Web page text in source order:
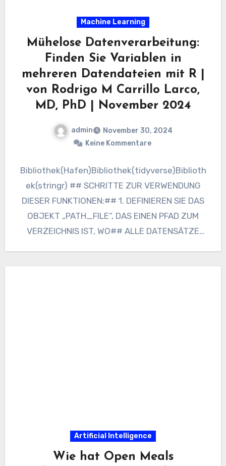
Machine Learning
Mühelose Datenverarbeitung:
Finden Sie Variablen in
mehreren Datendateien mit R |
von Rodrigo M Carrillo Larco,
MD, PhD | November 2024
admin
November 30, 2024
Keine Kommentare
Bibliothek(Hafen)Bibliothek(tidyverse)Biblioth
ek(stringr) ## SCHRITTE ZUR VERWENDUNG
DIESER FUNKTIONEN:## 1. DEFINIEREN SIE DAS
OBJEKT „PATH_FILE“, DAS EINEN PFAD ZUM
VERZEICHNIS IST, WO## ALLE DATENSÄTZE
Artificial Intelligence
Wie hat Open Meals